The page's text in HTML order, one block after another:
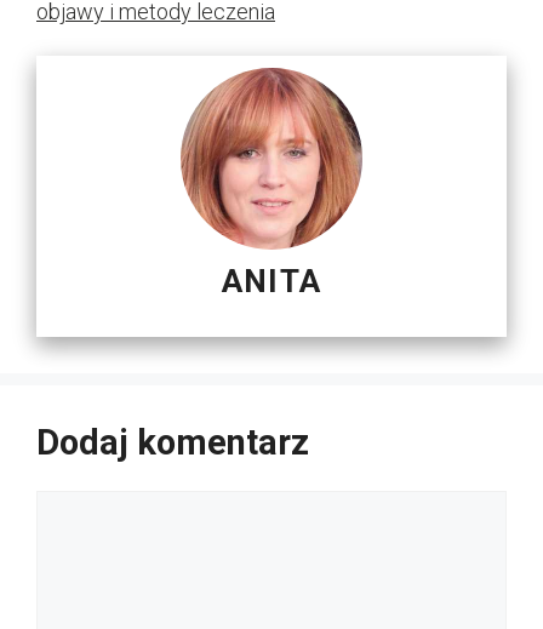
objawy i metody leczenia
ANITA
Dodaj komentarz